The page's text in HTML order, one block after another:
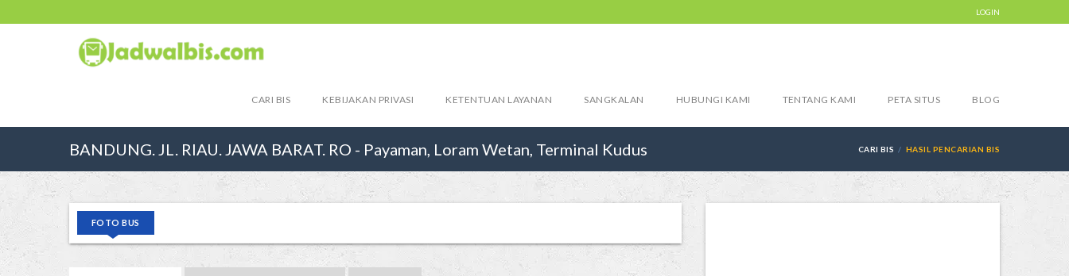
LOGIN
CARI BIS KEBIJAKAN PRIVASI KETENTUAN LAYANAN SANGKALAN HUBUNGI KAMI TENTANG KAMI PETA SITUS BLOG
BANDUNG. JL. RIAU. JAWA BARAT. RO - Payaman, Loram Wetan, Terminal Kudus CARI BIS HASIL PENCARIAN BIS
FOTO BUS